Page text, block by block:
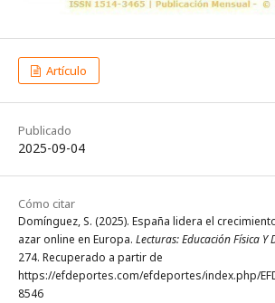
Artículo
Publicado
2025-09-04
Cómo citar
Domínguez, S. (2025). España lidera el
azar online en Europa. Lecturas: Educación Física Y
274. Recuperado a partir de
https://efdeportes.com/efdeportes/index.php/
8546